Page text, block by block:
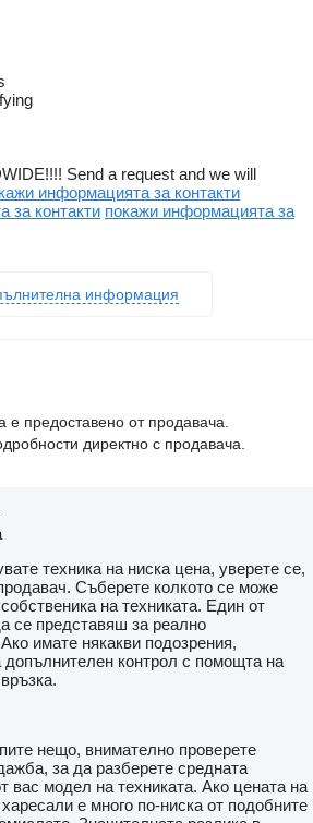
Send a request and we will
информацията за контакти
за контакти покажи информацията за
информация
е предоставено от продавача.
директно с продавача.
техника на ниска цена, уверете се,
Съберете колкото се може
на техниката. Един от
се представяш за реално
имате някакви подозрения,
контрол с помощта на
нещо, внимателно проверете
за да разберете средната
вас модел на техниката. Ако цената на
е много по-ниска от подобните